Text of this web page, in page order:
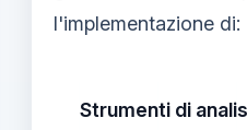
l'implementazione di:
Strumenti di